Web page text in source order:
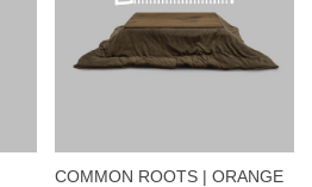
COMMON ROOTS | ORANGE